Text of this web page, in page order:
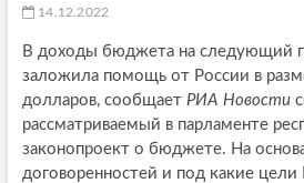
14.12.2022
В доходы бюджета на следующий
заложила помощь от России в
долларов, сообщает РИА Новости
рассматриваемый в парламенте
законопроект о бюджете. На
договоренностей и под какие